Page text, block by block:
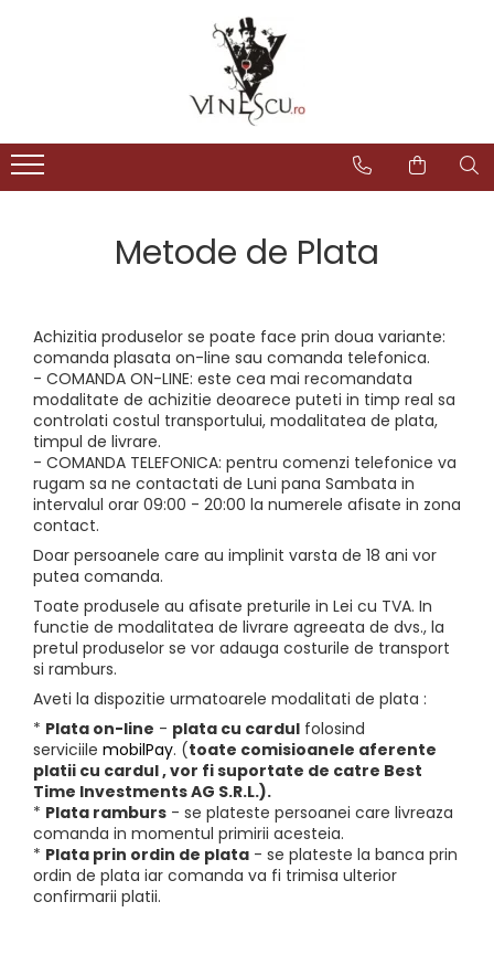
Sampanie / Champagne
Vinuri Albe
Vinuri Rose
Vinuri demiseci
Vinuri demidulci
Vinuri Albe
Vinuri Rose
Vinuri de colectie/vechi
Vinuri personalizate
Cognac/Coniac/Armagnac/Vinarsuri
Cognac/Coniac/Armagnac
Condimente
Ulei de masline
Metode de Plata
Achizitia produselor se poate face prin doua variante:
comanda plasata on-line sau comanda telefonica.
- COMANDA ON-LINE: este cea mai recomandata
modalitate de achizitie deoarece puteti in timp real sa
controlati costul transportului, modalitatea de plata,
timpul de livrare.
- COMANDA TELEFONICA: pentru comenzi telefonice va
rugam sa ne contactati de Luni pana Sambata in
intervalul orar 09:00 - 20:00 la numerele afisate in zona
contact.
Doar persoanele care au implinit varsta de 18 ani vor
putea comanda.
Toate produsele au afisate preturile in Lei cu TVA. In
functie de modalitatea de livrare agreeata de dvs., la
pretul produselor se vor adauga costurile de transport
si ramburs.
Aveti la dispozitie urmatoarele modalitati de plata :
* Plata on-line - plata cu cardul folosind
serviciile mobilPay. (toate comisioanele aferente
platii cu cardul , vor fi suportate de catre Best
Time Investments AG S.R.L.).
* Plata ramburs - se plateste persoanei care livreaza
comanda in momentul primirii acesteia.
* Plata prin ordin de plata - se plateste la banca prin
ordin de plata iar comanda va fi trimisa ulterior
confirmarii platii.